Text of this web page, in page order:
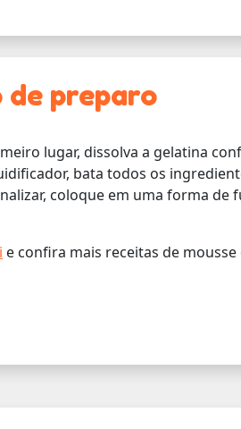
de preparo
lugar, dissolva a gelatina
bata todos os
coloque em uma forma de
e confira mais receitas de mousse